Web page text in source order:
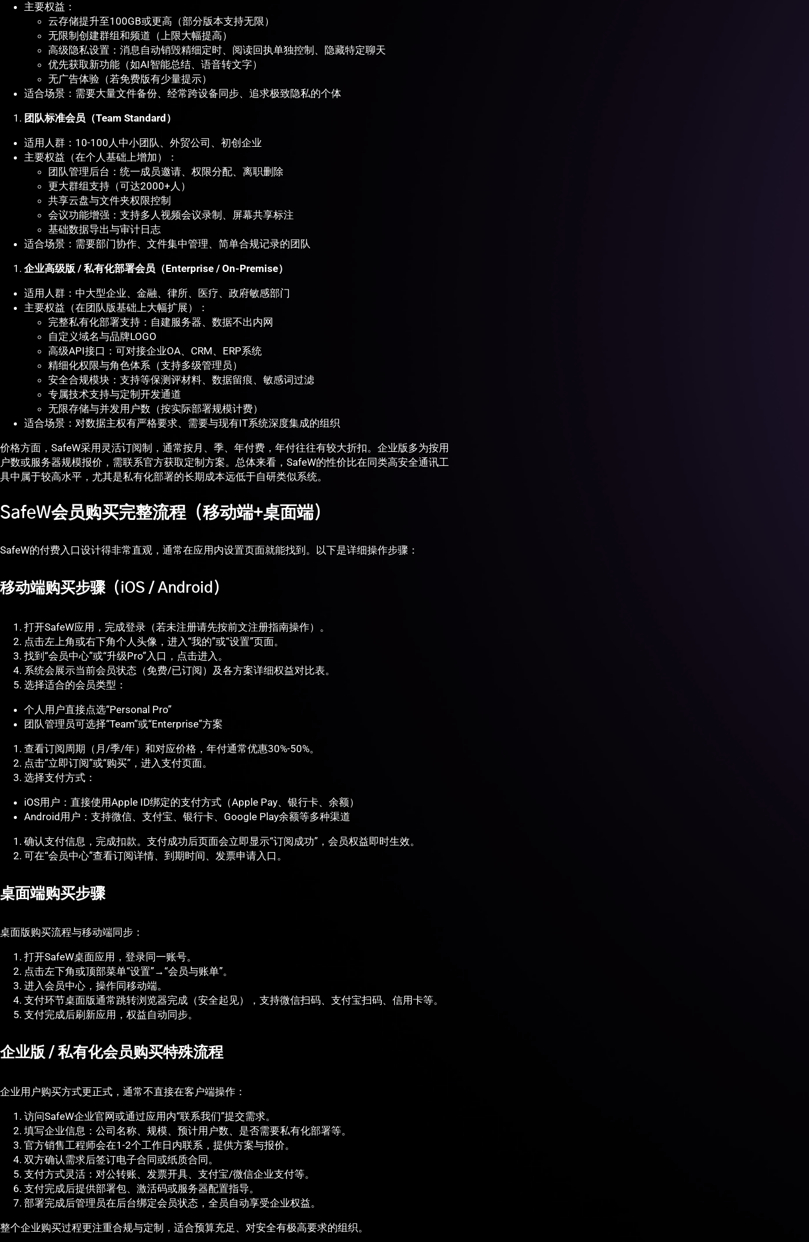
主要权益：
云存储提升至100GB或更高（部分版本支持无限）
无限制创建群组和频道（上限大幅提高）
高级隐私设置：消息自动销毁精细定时、阅读回执单独控制、隐藏特定聊天
优先获取新功能（如AI智能总结、语音转文字）
无广告体验（若免费版有少量提示）
适合场景：需要大量文件备份、经常跨设备同步、追求极致隐私的个体
团队标准会员（Team Standard）
适用人群：10-100人中小团队、外贸公司、初创企业
主要权益（在个人基础上增加）：
团队管理后台：统一成员邀请、权限分配、离职删除
更大群组支持（可达2000+人）
共享云盘与文件夹权限控制
会议功能增强：支持多人视频会议录制、屏幕共享标注
基础数据导出与审计日志
适合场景：需要部门协作、文件集中管理、简单合规记录的团队
企业高级版 / 私有化部署会员（Enterprise / On-Premise）
适用人群：中大型企业、金融、律所、医疗、政府敏感部门
主要权益（在团队版基础上大幅扩展）：
完整私有化部署支持：自建服务器、数据不出内网
自定义域名与品牌LOGO
高级API接口：可对接企业OA、CRM、ERP系统
精细化权限与角色体系（支持多级管理员）
安全合规模块：支持等保测评材料、数据留痕、敏感词过滤
专属技术支持与定制开发通道
无限存储与并发用户数（按实际部署规模计费）
适合场景：对数据主权有严格要求、需要与现有IT系统深度集成的组织
价格方面，SafeW采用灵活订阅制，通常按月、季、年付费，年付往往有较大折扣。企业版多为按用
户数或服务器规模报价，需联系官方获取定制方案。总体来看，SafeW的性价比在同类高安全通讯工
具中属于较高水平，尤其是私有化部署的长期成本远低于自研类似系统。
SafeW会员购买完整流程（移动端+桌面端）
SafeW的付费入口设计得非常直观，通常在应用内设置页面就能找到。以下是详细操作步骤：
移动端购买步骤（iOS / Android）
打开SafeW应用，完成登录（若未注册请先按前文注册指南操作）。
点击左上角或右下角个人头像，进入“我的”或“设置”页面。
找到“会员中心”或“升级Pro”入口，点击进入。
系统会展示当前会员状态（免费/已订阅）及各方案详细权益对比表。
选择适合的会员类型：
个人用户直接点选“Personal Pro”
团队管理员可选择“Team”或“Enterprise”方案
查看订阅周期（月/季/年）和对应价格，年付通常优惠30%-50%。
点击“立即订阅”或“购买”，进入支付页面。
选择支付方式：
iOS用户：直接使用Apple ID绑定的支付方式（Apple Pay、银行卡、余额）
Android用户：支持微信、支付宝、银行卡、Google Play余额等多种渠道
确认支付信息，完成扣款。支付成功后页面会立即显示“订阅成功”，会员权益即时生效。
可在“会员中心”查看订阅详情、到期时间、发票申请入口。
桌面端购买步骤
桌面版购买流程与移动端同步：
打开SafeW桌面应用，登录同一账号。
点击左下角或顶部菜单“设置”→“会员与账单”。
进入会员中心，操作同移动端。
支付环节桌面版通常跳转浏览器完成（安全起见），支持微信扫码、支付宝扫码、信用卡等。
支付完成后刷新应用，权益自动同步。
企业版 / 私有化会员购买特殊流程
企业用户购买方式更正式，通常不直接在客户端操作：
访问SafeW企业官网或通过应用内“联系我们”提交需求。
填写企业信息：公司名称、规模、预计用户数、是否需要私有化部署等。
官方销售工程师会在1-2个工作日内联系，提供方案与报价。
双方确认需求后签订电子合同或纸质合同。
支付方式灵活：对公转账、发票开具、支付宝/微信企业支付等。
支付完成后提供部署包、激活码或服务器配置指导。
部署完成后管理员在后台绑定会员状态，全员自动享受企业权益。
整个企业购买过程更注重合规与定制，适合预算充足、对安全有极高要求的组织。